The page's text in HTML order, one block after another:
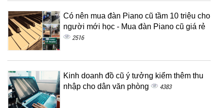
Có nên mua đàn Piano cũ tầm 10 triệu cho
người mới học - Mua đàn Piano cũ giá rẻ
2516
Kinh doanh đồ cũ ý tưởng kiểm thêm thu
nhập cho dân văn phòng
4383